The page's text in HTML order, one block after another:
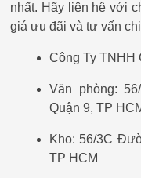
nhất. Hãy liên hệ với
giá ưu đãi và tư vấn
Công Ty TNHH
Văn phòng:
Quận 9, TP
Kho: 56/3C
TP HCM